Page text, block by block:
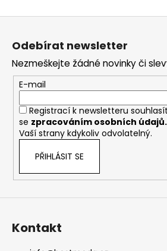
Odebírat newsletter
Nezmeškejte žádné novinky či
E-mail
Registrací k newsletteru
se zpracováním osobních údajů.
Vaší strany kdykoliv odvolatelný.
PŘIHLÁSIT SE
Kontakt